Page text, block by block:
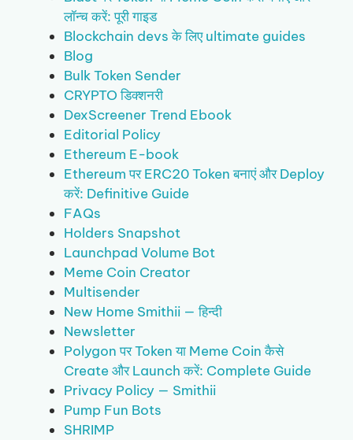
लॉन्च करें: पूरी गाइड
Blockchain devs के लिए ultimate guides
Blog
Bulk Token Sender
CRYPTO डिक्शनरी
DexScreener Trend Ebook
Editorial Policy
Ethereum E-book
Ethereum पर ERC20 Token बनाएं और Deploy
करें: Definitive Guide
FAQs
Holders Snapshot
Launchpad Volume Bot
Meme Coin Creator
Multisender
New Home Smithii — हिन्दी
Newsletter
Polygon पर Token या Meme Coin कैसे
Create और Launch करें: Complete Guide
Privacy Policy — Smithii
Pump Fun Bots
SHRIMP